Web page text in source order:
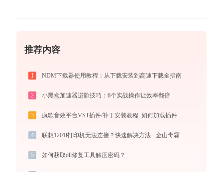
推荐内容
1 NDM下载器使用教程：从下载安装到高速下载全指南
2 小黑盒加速器进阶技巧：6个实战操作让效率翻倍
3 疯歌音效平台VST插件/补丁安装教程_如何加载插件效果包
4 联想1201i打印机无法连接？快速解决方法 - 金山毒霸
5 如何获取dll修复工具解压密码？